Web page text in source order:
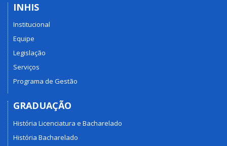
INHIS
Institucional
Equipe
Legislação
Serviços
Programa de Gestão
GRADUAÇÃO
História Licenciatura e Bacharelado
História Bacharelado